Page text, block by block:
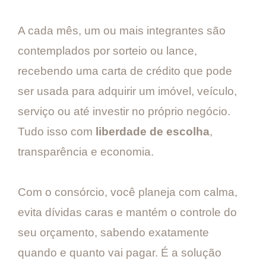
A cada mês, um ou mais integrantes são
contemplados por sorteio ou lance,
recebendo uma carta de crédito que pode
ser usada para adquirir um imóvel, veículo,
serviço ou até investir no próprio negócio.
Tudo isso com liberdade de escolha,
transparência e economia.
Com o consórcio, você planeja com calma,
evita dívidas caras e mantém o controle do
seu orçamento, sabendo exatamente
quando e quanto vai pagar. É a solução